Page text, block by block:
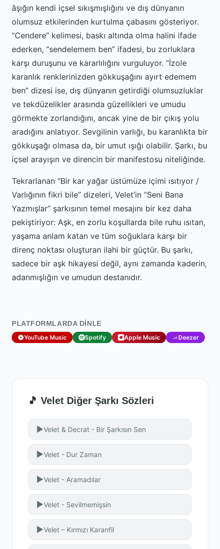
âşığın kendi içsel sıkışmışlığını ve dış dünyanın
olumsuz etkilerinden kurtulma çabasını gösteriyor.
“Cendere” kelimesi, baskı altında olma halini ifade
ederken, “sendelemem ben” ifadesi, bu zorluklara
karşı duruşunu ve kararlılığını vurguluyor. “İzole
karanlık renklerinizden gökkuşağını ayırt edemem
ben” dizesi ise, dış dünyanın getirdiği olumsuzluklar
ve tekdüzelikler arasında güzellikleri ve umudu
görmekte zorlandığını, ancak yine de bir çıkış yolu
aradığını anlatıyor. Sevgilinin varlığı, bu karanlıkta bir
gökkuşağı olmasa da, bir umut ışığı olabilir. Şarkı, bu
içsel arayışın ve direncin bir manifestosu niteliğinde.
Tekrarlanan “Bir kar yağar üstümüze içimi ısıtıyor /
Varlığının fikri bile” dizeleri, Velet’in “Seni Bana
Yazmışlar” şarkısının temel mesajını bir kez daha
pekiştiriyor: Aşk, en zorlu koşullarda bile ruhu ısıtan,
yaşama anlam katan ve tüm soğuklara karşı bir
direnç noktası oluşturan ilahi bir güçtür. Bu şarkı,
sadece bir aşk hikayesi değil, aynı zamanda kaderin,
adanmışlığın ve umudun destanıdır.
PLATFORMLARDA DINLE
YouTube Music Spotify Apple Music Deezer
🎵 Velet Diğer Şarkı Sözleri
▶Velet & Decrat - Bir Şarkısın Sen
▶Velet - Dur Zaman
▶Velet - Aramadılar
▶Velet - Sevilmemişsin
▶Velet – Kırmızı Karanfil